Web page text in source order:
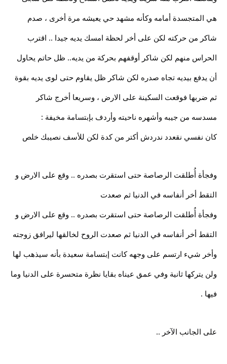
هي المتجسدة أمامه وكأنه مشهد حي يعيشه مرة أخرى ، صدم
شاكر من حركته لكن على أخر لحظة امسك يديه جيدا .. اقترب
الحراس منهم لكن شاكر أوقفهم بحركة من يديه.. ظل حاتم يحاول
أن يدفع بيديه تجاه صدره لكن شاكر ظل يقاوم حتى لوى يديه بقوة
ثم ضربها فوقعت السكينة على الارض ، وسريعا أخرج شاكر
مسدسه من جيبه وأشهره ناحيته وأردف بإبتسامة مخيفة :
كان نفسي نقعدد ندردش أكتر من كدة لكن للأسف نصيبك خلص
وفجأة أُطلقت الرصاصة حتى استقرت بصدره .. وقع على الارض و
التقط أخر أنفاسه في الدنيا ثم صعدت
وفجأة أُطلقت الرصاصة حتى استقرت بصدره .. وقع على الارض و
التقط أخر أنفاسه في الدنيا ثم صعدت الروح لخالقها ليرافق زوجته
وأخر شيء ارتسم على وجهه كانت إبتسامة سعيدة بأنه سيذهب لها
ولن يتركها ثانية وفي عمق عيناه بقايا نظرة متحسرة على الدنيا وما
فيها .
على الجانب الآخر ..